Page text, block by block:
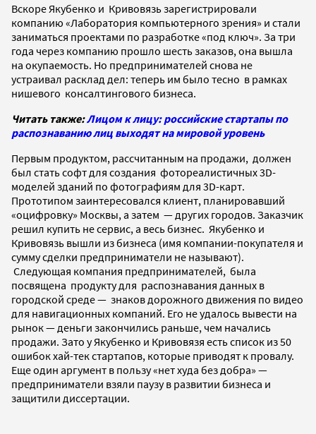
Вскоре Якубенко и Кривовязь зарегистрировали
компанию «Лаборатория компьютерного зрения» и стали
заниматься проектами по разработке «под ключ». За три
года через компанию прошло шесть заказов, она вышла
на окупаемость. Но предпринимателей снова не
устраивал расклад дел: теперь им было тесно в рамках
нишевого консалтингового бизнеса.
Читать также:Лицом к лицу: российские стартапы по
распознаванию лиц выходят на мировой уровень
Первым продуктом, рассчитанным на продажи, должен
был стать софт для создания фотореалистичных 3D-
моделей зданий по фотографиям для 3D-карт.
Прототипом заинтересовался клиент, планировавший
«оцифровку» Москвы, а затем — других городов. Заказчик
решил купить не сервис, а весь бизнес. Якубенко и
Кривовязь вышли из бизнеса (имя компании-покупателя и
сумму сделки предприниматели не называют).
Следующая компания предпринимателей, была
посвящена продукту для распознавания данных в
городской среде — знаков дорожного движения по видео
для навигационных компаний. Его не удалось вывести на
рынок — деньги закончились раньше, чем начались
продажи. Зато у Якубенко и Кривовязя есть список из 50
ошибок хай-тек стартапов, которые приводят к провалу.
Еще один аргумент в пользу «нет худа без добра» —
предприниматели взяли паузу в развитии бизнеса и
защитили диссертации.